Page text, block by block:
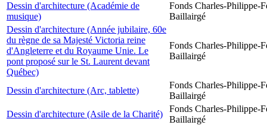
Dessin d'architecture (Académie de
musique)
Fonds Charles-Philippe-
Baillairgé
Dessin d'architecture (Année jubilaire, 60e
du règne de sa Majesté Victoria reine
d'Angleterre et du Royaume Unie. Le
pont proposé sur le St. Laurent devant
Québec)
Fonds Charles-Philippe-
Baillairgé
Dessin d'architecture (Arc, tablette)
Fonds Charles-Philippe-
Baillairgé
Dessin d'architecture (Asile de la Charité)
Fonds Charles-Philippe-
Baillairgé